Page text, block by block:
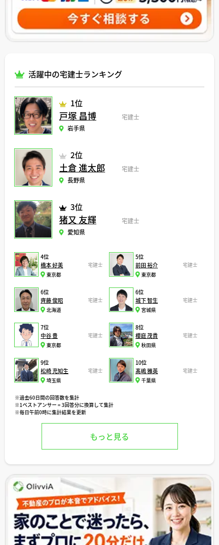
活躍中の宅建士ランキング
1位
戸塚 昌博
宅建士
岩手県
2位
土倉 進太郎
宅建士
長野県
3位
猪又 友輝
宅建士
愛知県
4位
橋本 好美
宅建士
東京都
5位
前田 裕介
宅建士
東京都
6位
齊藤 俊昭
宅建士
北海道
6位
城下 智生
宅建士
宮城県
7位
中谷 豊
宅建士
東京都
8位
櫻庭 茂貴
宅建士
秋田県
9位
松崎 充知生
宅建士
埼玉県
10位
髙嶋 雅英
宅建士
千葉県
※過去60日間の回答数を集計
※1ベストアンサー = 3回答分に換算して集計
※毎日午前0時に集計結果を更新
もっと見る